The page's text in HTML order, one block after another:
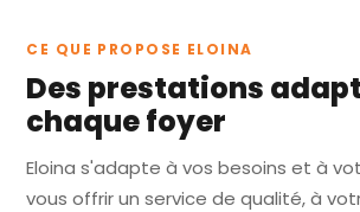
CE QUE PROPOSE ELOINA
Des prestations
chaque foyer
Eloina s'adapte à vos besoins et à
vous offrir un service de qualité, à